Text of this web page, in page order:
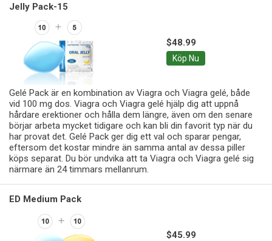
Jelly Pack-15
$48.99
Köp Nu
Gelé Pack är en kombination av Viagra och Viagra gelé, både
vid 100 mg dos. Viagra och Viagra gelé hjälp dig att uppnå
hårdare erektioner och hålla dem längre, även om den senare
börjar arbeta mycket tidigare och kan bli din favorit typ när du
har provat det. Gelé Pack ger dig ett val och sparar pengar,
eftersom det kostar mindre än samma antal av dessa piller
köps separat. Du bör undvika att ta Viagra och Viagra gelé sig
närmare än 24 timmars mellanrum.
ED Medium Pack
$45.99